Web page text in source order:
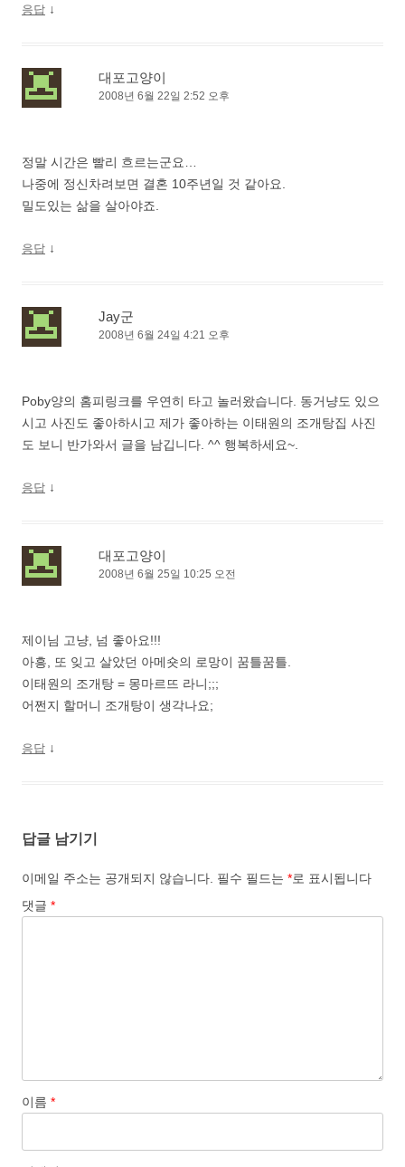
응답 ↓
대포고양이
2008년 6월 22일 2:52 오후
정말 시간은 빨리 흐르는군요…
나중에 정신차려보면 결혼 10주년일 것 같아요.
밀도있는 삶을 살아야죠.
응답 ↓
Jay군
2008년 6월 24일 4:21 오후
Poby양의 홈피링크를 우연히 타고 놀러왔습니다. 동거냥도 있으
시고 사진도 좋아하시고 제가 좋아하는 이태원의 조개탕집 사진
도 보니 반가와서 글을 남깁니다. ^^ 행복하세요~.
응답 ↓
대포고양이
2008년 6월 25일 10:25 오전
제이님 고냥, 넘 좋아요!!!
아흥, 또 잊고 살았던 아메숏의 로망이 꿈틀꿈틀.
이태원의 조개탕 = 몽마르뜨 라니;;;
어쩐지 할머니 조개탕이 생각나요;
응답 ↓
답글 남기기
이메일 주소는 공개되지 않습니다. 필수 필드는 *로 표시됩니다
댓글 *
이름 *